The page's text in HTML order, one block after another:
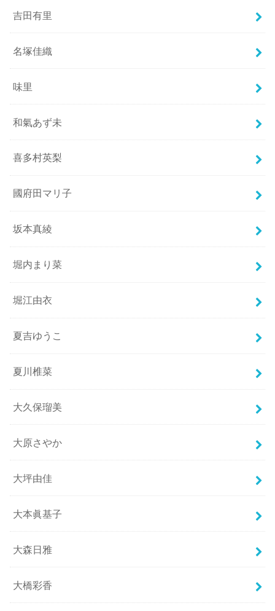
吉田有里
名塚佳織
味里
和氣あず未
喜多村英梨
國府田マリ子
坂本真綾
堀内まり菜
堀江由衣
夏吉ゆうこ
夏川椎菜
大久保瑠美
大原さやか
大坪由佳
大本眞基子
大森日雅
大橋彩香